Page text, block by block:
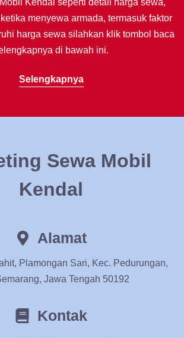
Kendal seperti detail harga sewa,
menyewa armada, termasuk faktor
harga sewa silahkan klik tombol baca
di bawah ini.
Selengkapnya
Sewa Mobil
Kendal
Alamat
Plamongan Sari, Kec. Pedurungan,
Jawa Tengah 50192
Kontak